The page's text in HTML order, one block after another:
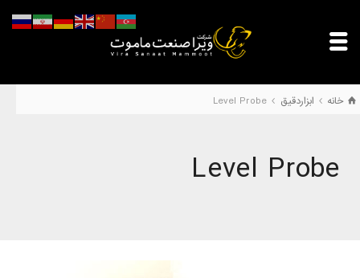
خانه ابزاردقیق Level Probe
Level Probe